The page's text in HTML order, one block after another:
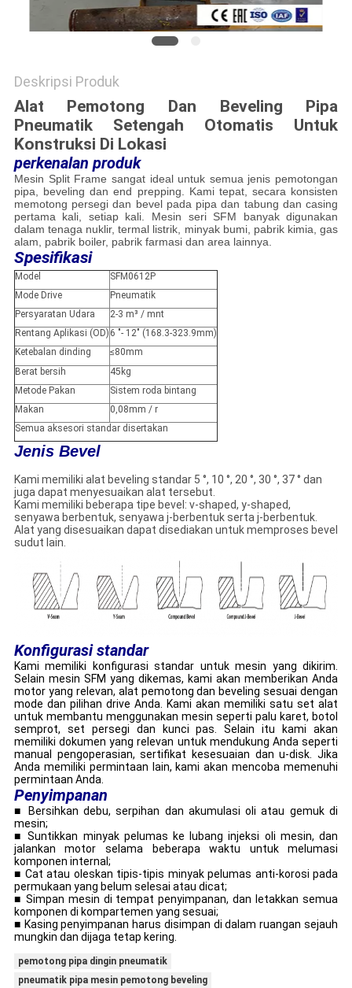
Deskripsi Produk
Alat Pemotong Dan Beveling Pipa
Pneumatik Setengah Otomatis Untuk
Konstruksi Di Lokasi
perkenalan produk
Mesin Split Frame sangat ideal untuk semua jenis pemotongan
pipa, beveling dan end prepping. Kami tepat, secara konsisten
memotong persegi dan bevel pada pipa dan tabung dan casing
pertama kali, setiap kali. Mesin seri SFM banyak digunakan
dalam tenaga nuklir, termal listrik, minyak bumi, pabrik kimia, gas
alam, pabrik boiler, pabrik farmasi dan area lainnya.
Spesifikasi
Model
SFM0612P
Mode Drive
Pneumatik
Persyaratan Udara
2-3 m³ / mnt
Rentang Aplikasi (OD) 6 "- 12" (168.3-323.9mm)
Ketebalan dinding
≤80mm
Berat bersih
45kg
Metode Pakan
Sistem roda bintang
Makan
0,08mm / r
Semua aksesori standar disertakan
Jenis Bevel
Kami memiliki alat beveling standar 5 °, 10 °, 20 °, 30 °, 37 ° dan
juga dapat menyesuaikan alat tersebut.
Kami memiliki beberapa tipe bevel: v-shaped, y-shaped,
senyawa berbentuk, senyawa j-berbentuk serta j-berbentuk.
Alat yang disesuaikan dapat disediakan untuk memproses bevel
sudut lain.
Konfigurasi standar
Kami memiliki konfigurasi standar untuk mesin yang dikirim.
Selain mesin SFM yang dikemas, kami akan memberikan Anda
motor yang relevan, alat pemotong dan beveling sesuai dengan
mode dan pilihan drive Anda. Kami akan memiliki satu set alat
untuk membantu menggunakan mesin seperti palu karet, botol
semprot, set persegi dan kunci pas.
Selain itu kami akan
memiliki dokumen yang relevan untuk mendukung Anda seperti
manual pengoperasian, sertifikat kesesuaian dan u-disk. Jika
Anda memiliki permintaan lain, kami akan mencoba memenuhi
permintaan Anda.
Penyimpanan
■ Bersihkan debu, serpihan dan akumulasi oli atau gemuk di
mesin;
■ Suntikkan minyak pelumas ke lubang injeksi oli mesin, dan
jalankan motor selama beberapa waktu untuk melumasi
komponen internal;
■ Cat atau oleskan tipis-tipis minyak pelumas anti-korosi pada
permukaan yang belum selesai atau dicat;
■ Simpan mesin di tempat penyimpanan, dan letakkan semua
komponen di kompartemen yang sesuai;
■ Kasing penyimpanan harus disimpan di dalam ruangan sejauh
mungkin dan dijaga tetap kering.
pemotong pipa dingin pneumatik
pneumatik pipa mesin pemotong beveling